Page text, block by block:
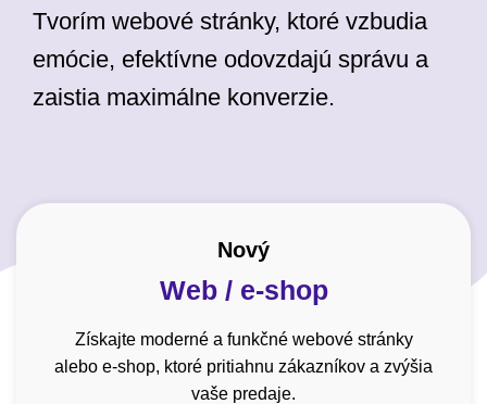
Tvorím webové stránky, ktoré vzbudia
emócie, efektívne odovzdajú správu a
zaistia maximálne konverzie.
Nový
Web / e-shop
Získajte moderné a funkčné webové stránky
alebo e-shop, ktoré pritiahnu zákazníkov a zvýšia
vaše predaje.